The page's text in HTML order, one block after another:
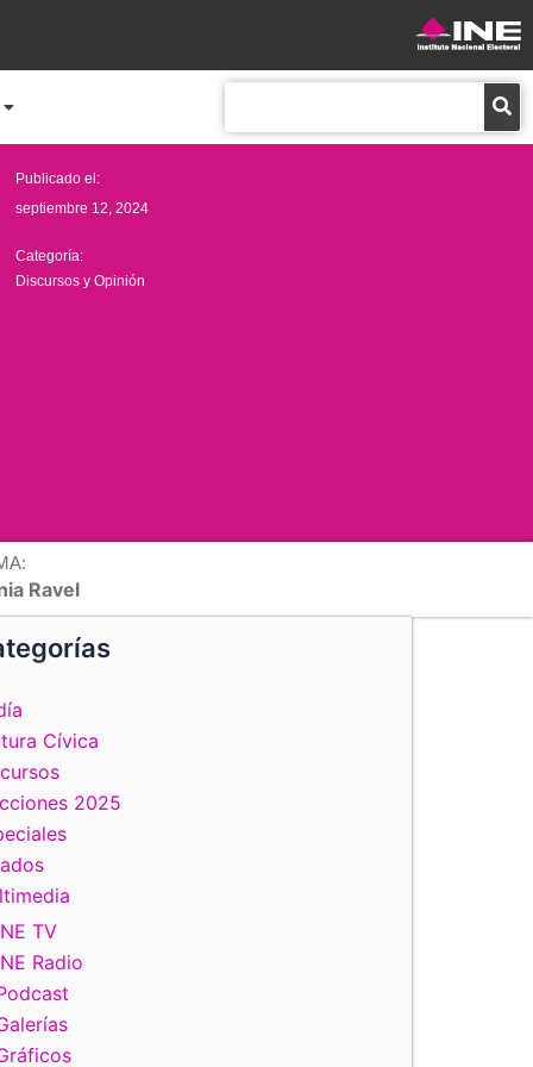
Publicado el:
septiembre 12, 2024
Categoría:
Discursos y Opinión
Ravel
Cívica
2025
TV
Radio